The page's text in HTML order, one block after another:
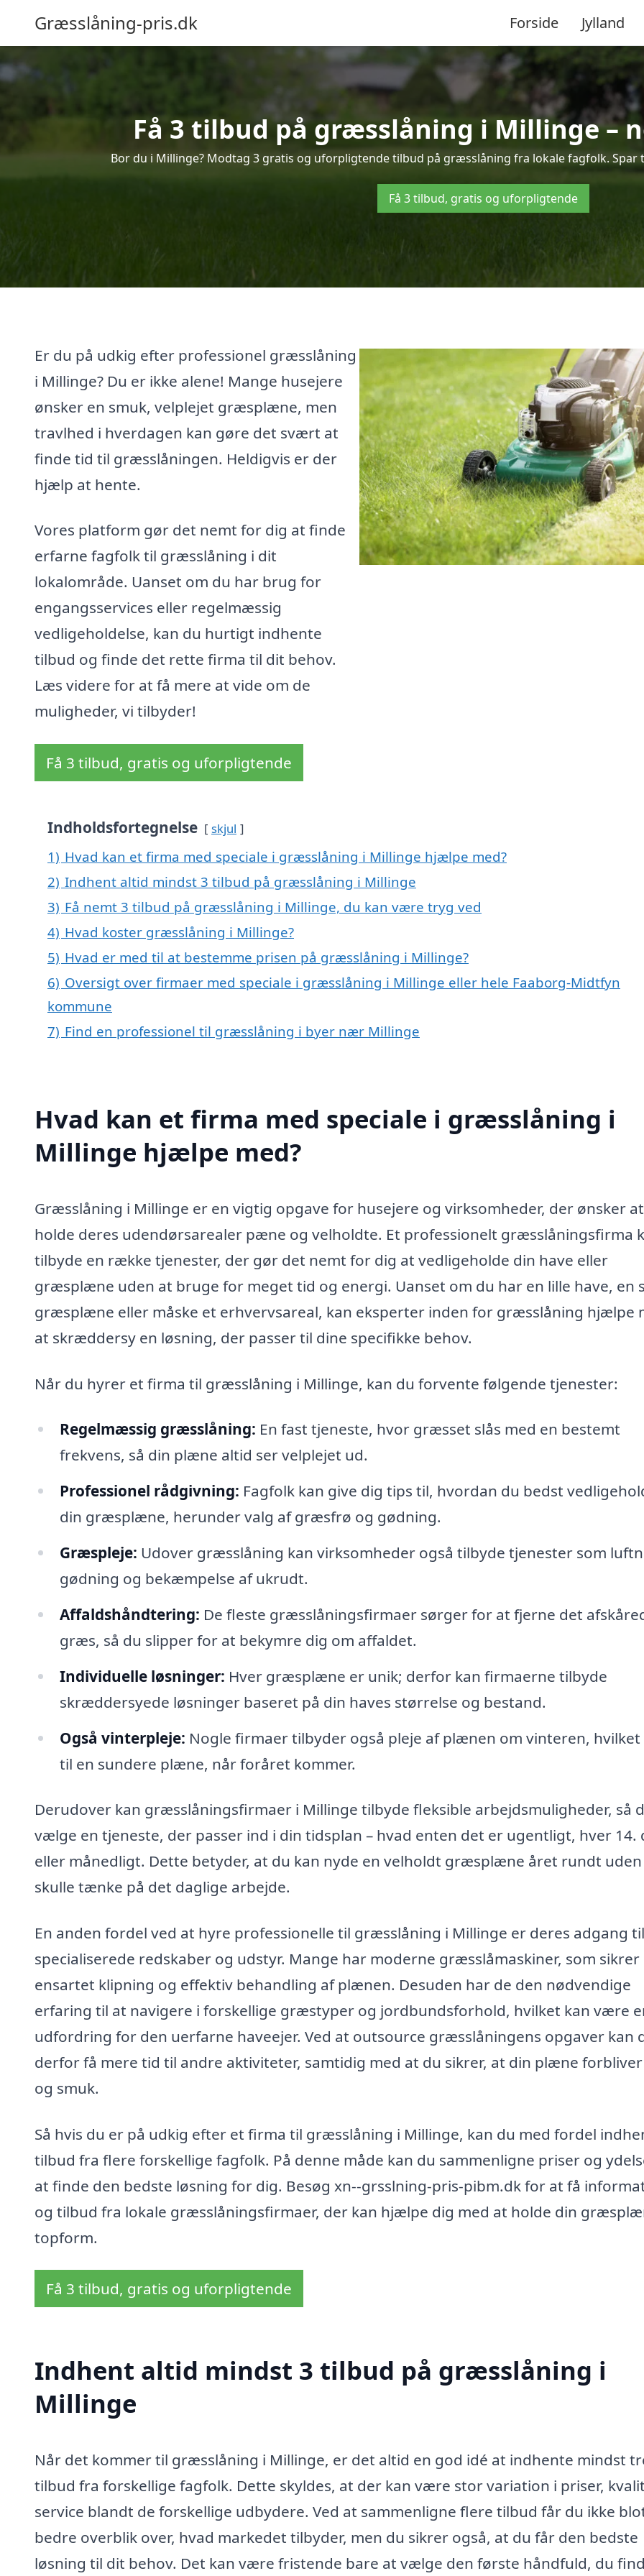
Græsslåning-pris.dk Forside Jylland
Få 3 tilbud på græsslåning i Millinge –
Bor du i Millinge? Modtag 3 gratis og uforpligtende tilbud på græsslåning fra lokale fagfolk. Spar
Få 3 tilbud, gratis og uforpligtende
Er du på udkig efter professionel græsslåning
i Millinge? Du er ikke alene! Mange husejere
ønsker en smuk, velplejet græsplæne, men
travlhed i hverdagen kan gøre det svært at
finde tid til græsslåningen. Heldigvis er der
hjælp at hente.
Vores platform gør det nemt for dig at finde
erfarne fagfolk til græsslåning i dit
lokalområde. Uanset om du har brug for
engangsservices eller regelmæssig
vedligeholdelse, kan du hurtigt indhente
tilbud og finde det rette firma til dit behov.
Læs videre for at få mere at vide om de
muligheder, vi tilbyder!
Få 3 tilbud, gratis og uforpligtende
Indholdsfortegnelse skjul
1) Hvad kan et firma med speciale i græsslåning i Millinge hjælpe med?
2) Indhent altid mindst 3 tilbud på græsslåning i Millinge
3) Få nemt 3 tilbud på græsslåning i Millinge, du kan være tryg ved
4) Hvad koster græsslåning i Millinge?
5) Hvad er med til at bestemme prisen på græsslåning i Millinge?
6) Oversigt over firmaer med speciale i græsslåning i Millinge eller hele Faaborg-Midtfyn
kommune
7) Find en professionel til græsslåning i byer nær Millinge
Hvad kan et firma med speciale i græsslåning i
Millinge hjælpe med?
Græsslåning i Millinge er en vigtig opgave for husejere og virksomheder, der ønsker at
holde deres udendørsarealer pæne og velholdte. Et professionelt græsslåningsfirma
tilbyde en række tjenester, der gør det nemt for dig at vedligeholde din have eller
græsplæne uden at bruge for meget tid og energi. Uanset om du har en lille have, en
græsplæne eller måske et erhvervsareal, kan eksperter inden for græsslåning hjælpe
at skræddersy en løsning, der passer til dine specifikke behov.
Når du hyrer et firma til græsslåning i Millinge, kan du forvente følgende tjenester:
Regelmæssig græsslåning: En fast tjeneste, hvor græsset slås med en bestemt
frekvens, så din plæne altid ser velplejet ud.
Professionel rådgivning: Fagfolk kan give dig tips til, hvordan du bedst
din græsplæne, herunder valg af græsfrø og gødning.
Græspleje: Udover græsslåning kan virksomheder også tilbyde tjenester som
gødning og bekæmpelse af ukrudt.
Affaldshåndtering: De fleste græsslåningsfirmaer sørger for at fjerne det
græs, så du slipper for at bekymre dig om affaldet.
Individuelle løsninger: Hver græsplæne er unik; derfor kan firmaerne tilbyde
skræddersyede løsninger baseret på din haves størrelse og bestand.
Også vinterpleje: Nogle firmaer tilbyder også pleje af plænen om vinteren,
til en sundere plæne, når foråret kommer.
Derudover kan græsslåningsfirmaer i Millinge tilbyde fleksible arbejdsmuligheder, så
vælge en tjeneste, der passer ind i din tidsplan – hvad enten det er ugentligt, hver 14.
eller månedligt. Dette betyder, at du kan nyde en velholdt græsplæne året rundt
skulle tænke på det daglige arbejde.
En anden fordel ved at hyre professionelle til græsslåning i Millinge er deres adgang til
specialiserede redskaber og udstyr. Mange har moderne græsslåmaskiner, som sikrer
ensartet klipning og effektiv behandling af plænen. Desuden har de den nødvendige
erfaring til at navigere i forskellige græstyper og jordbundsforhold, hvilket kan være
udfordring for den uerfarne haveejer. Ved at outsource græsslåningens opgaver kan
derfor få mere tid til andre aktiviteter, samtidig med at du sikrer, at din plæne
og smuk.
Så hvis du er på udkig efter et firma til græsslåning i Millinge, kan du med fordel
tilbud fra flere forskellige fagfolk. På denne måde kan du sammenligne priser og
at finde den bedste løsning for dig. Besøg xn--grsslning-pris-pibm.dk for at få
og tilbud fra lokale græsslåningsfirmaer, der kan hjælpe dig med at holde din
topform.
Få 3 tilbud, gratis og uforpligtende
Indhent altid mindst 3 tilbud på græsslåning i
Millinge
Når det kommer til græsslåning i Millinge, er det altid en god idé at indhente mindst
tilbud fra forskellige fagfolk. Dette skyldes, at der kan være stor variation i priser,
service blandt de forskellige udbydere. Ved at sammenligne flere tilbud får du ikke
bedre overblik over, hvad markedet tilbyder, men du sikrer også, at du får den bedste
løsning til dit behov. Det kan være fristende bare at vælge den første håndfuld, du